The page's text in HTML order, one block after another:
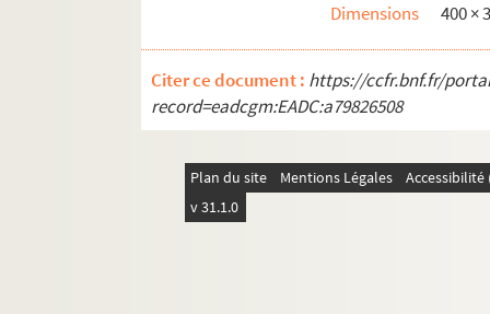
Dimensions
400 ×
Citer ce document : https://ccfr.bnf.fr/
record=eadcgm:EADC:a79826508
Plan du site Mentions Légales
v 31.1.0